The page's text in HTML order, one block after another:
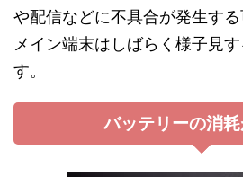
や配信などに不具合が発生する
メイン端末はしばらく様子見
す。
バッテリーの消